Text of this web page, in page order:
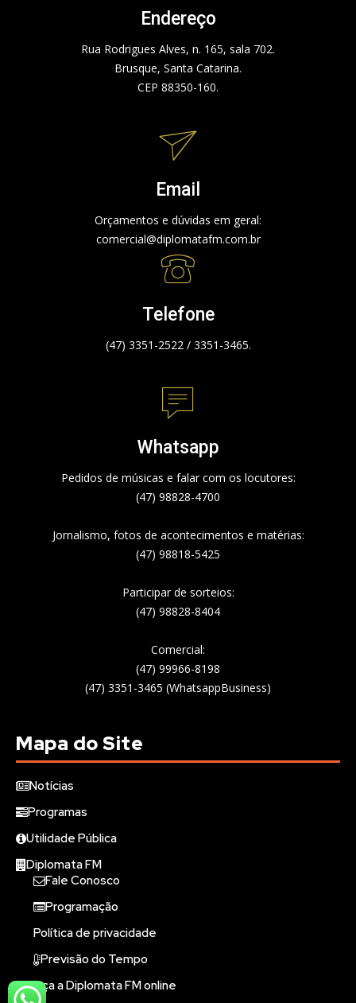
Endereço
Rua Rodrigues Alves, n. 165, sala 702.
Brusque, Santa Catarina.
CEP 88350-160.
Email
Orçamentos e dúvidas em geral:
comercial@diplomatafm.com.br
Telefone
(47) 3351-2522 / 3351-3465.
Whatsapp
Pedidos de músicas e falar com os locutores:
(47) 98828-4700
Jornalismo, fotos de acontecimentos e matérias:
(47) 98818-5425
Participar de sorteios:
(47) 98828-8404
Comercial:
(47) 99966-8198
(47) 3351-3465 (WhatsappBusiness)
Mapa do Site
Notícias
Programas
Utilidade Pública
Diplomata FM
Fale Conosco
Programação
Política de privacidade
Previsão do Tempo
Ouça a Diplomata FM online